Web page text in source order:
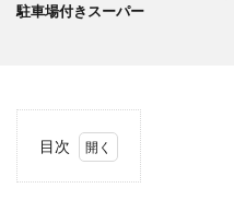
駐車場付きスーパー
目次